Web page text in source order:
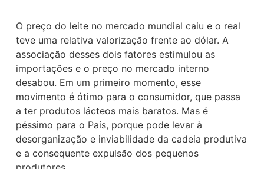
O preço do leite no mercado mundial caiu e o real
teve uma relativa valorização frente ao dólar. A
associação desses dois fatores estimulou as
importações e o preço no mercado interno
desabou. Em um primeiro momento, esse
movimento é ótimo para o consumidor, que passa
a ter produtos lácteos mais baratos. Mas é
péssimo para o País, porque pode levar à
desorganização e inviabilidade da cadeia produtiva
e a consequente expulsão dos pequenos